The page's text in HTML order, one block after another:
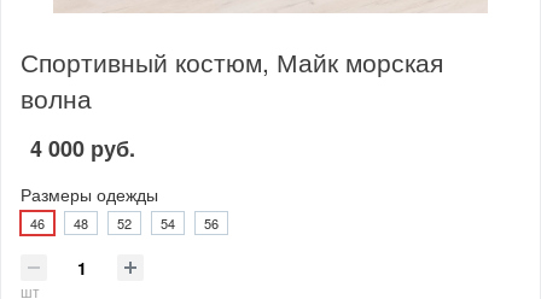
Спортивный костюм, Майк морская
волна
4 000 руб.
Размеры одежды
46 48 52 54 56
шт